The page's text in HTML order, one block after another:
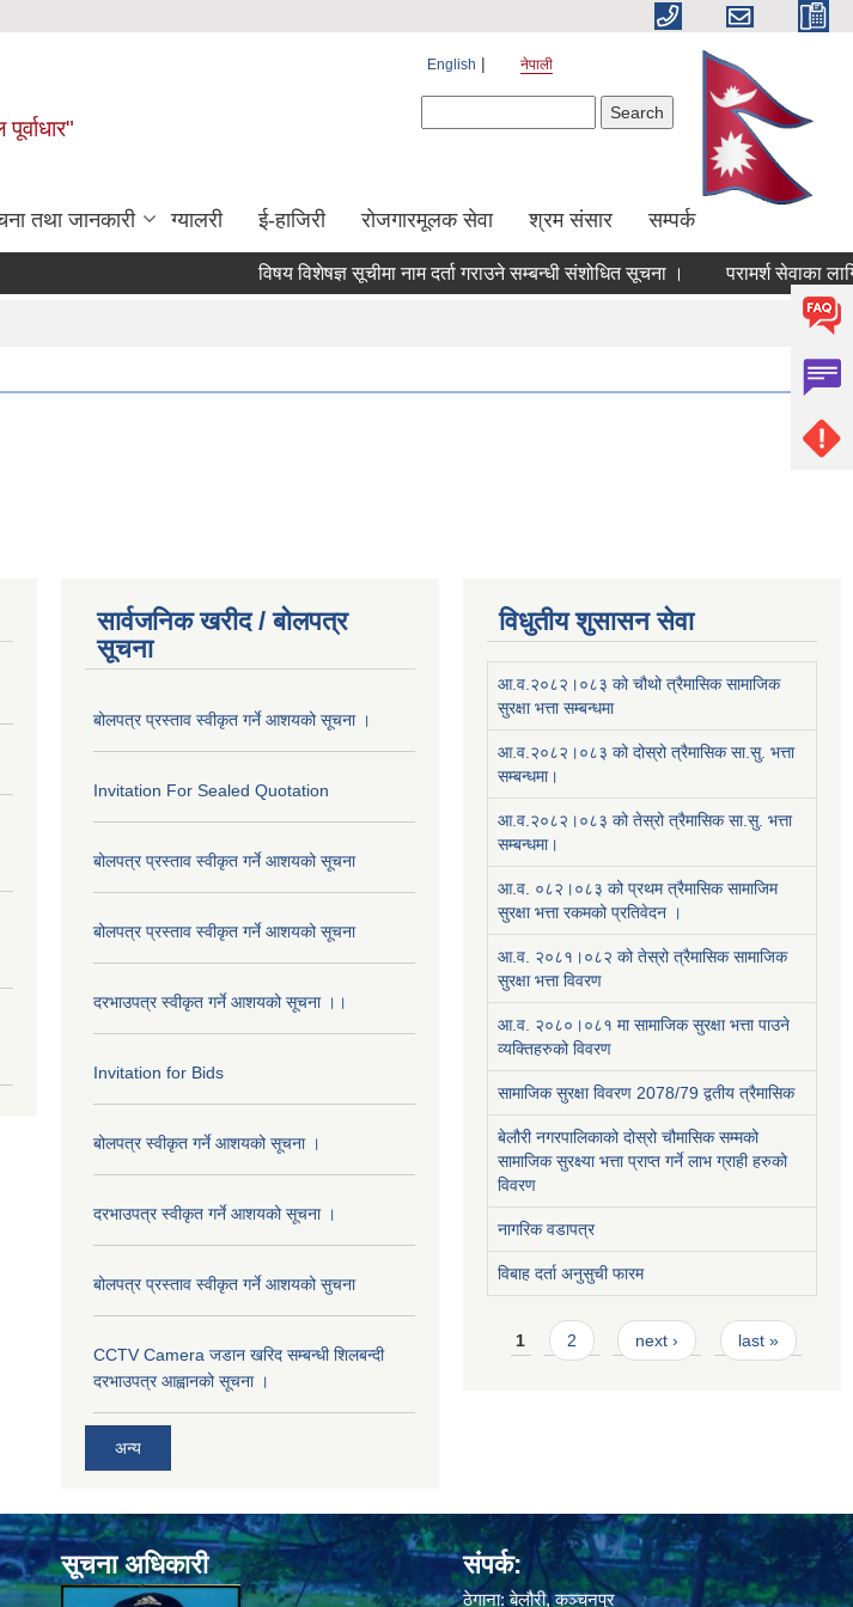
English नेपाली
तथा जानकारी ग्यालरी ई-हाजिरी रोजगारमूलक सेवा श्रम संसार सम्पर्क
विषय विशेषज्ञ सूचीमा नाम दर्ता गराउने सम्बन्धी संशोधित सूचना । परामर्श सेवाका लागि
सार्वजनिक खरीद / बोलपत्र
सूचना
बोलपत्र प्रस्ताव स्वीकृत गर्ने आशयको सूचना ।
Invitation For Sealed Quotation
बोलपत्र प्रस्ताव स्वीकृत गर्ने आशयको सूचना
बोलपत्र प्रस्ताव स्वीकृत गर्ने आशयको सूचना
दरभाउपत्र स्वीकृत गर्ने आशयको सूचना ।।
Invitation for Bids
बोलपत्र स्वीकृत गर्ने आशयको सूचना ।
दरभाउपत्र स्वीकृत गर्ने आशयको सूचना ।
बोलपत्र प्रस्ताव स्वीकृत गर्ने आशयको सुचना
CCTV Camera जडान खरिद सम्बन्धी शिलबन्दी
दरभाउपत्र आह्वानको सूचना ।
अन्य
विधुतीय शुसासन सेवा
आ.व.२०८२।०८३ को चौथो त्रैमासिक सामाजिक
सुरक्षा भत्ता सम्बन्धमा
आ.व.२०८२।०८३ को दोस्रो त्रैमासिक सा.सु. भत्ता
सम्बन्धमा।
आ.व.२०८२।०८३ को तेस्रो त्रैमासिक सा.सु. भत्ता
सम्बन्धमा।
आ.व. ०८२।०८३ को प्रथम त्रैमासिक सामाजिम
सुरक्षा भत्ता रकमको प्रतिवेदन ।
आ.व. २०८१।०८२ को तेस्रो त्रैमासिक सामाजिक
सुरक्षा भत्ता विवरण
आ.व. २०८०।०८१ मा सामाजिक सुरक्षा भत्ता पाउने
व्यक्तिहरुको विवरण
सामाजिक सुरक्षा विवरण 2078/79 द्वतीय त्रैमासिक
बेलौरी नगरपालिकाको दोस्रो चौमासिक सम्मको
सामाजिक सुरक्ष्या भत्ता प्राप्त गर्ने लाभ ग्राही हरुको
विवरण
नागरिक वडापत्र
विबाह दर्ता अनुसुची फारम
Pages
1 2 next › last »
सूचना अधिकारी संपर्क:
ठेगाना: बेलौरी, कञ्चनपुर